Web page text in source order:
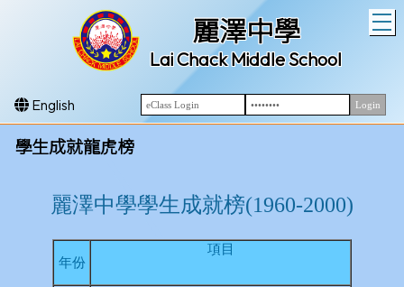
麗澤中學
Lai Chack Middle School
English
學生成就龍虎榜